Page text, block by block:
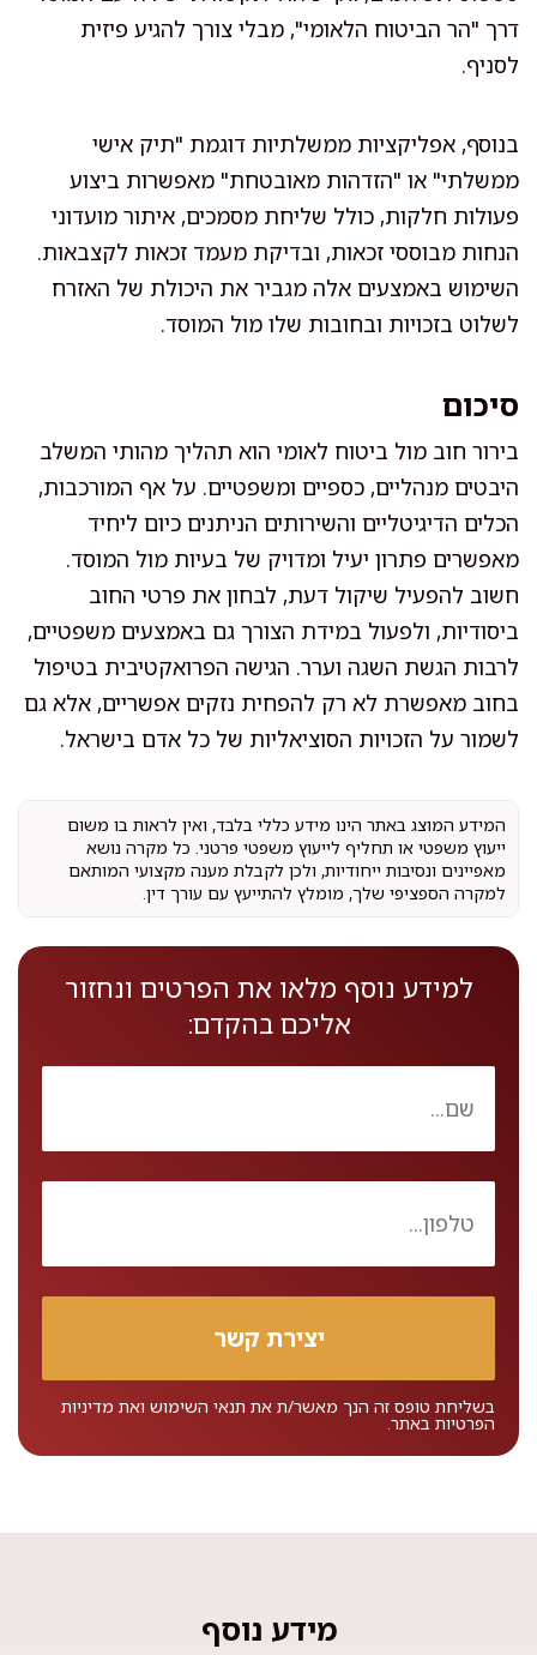
דרך "הר הביטוח הלאומי", מבלי צורך להגיע פיזית
לסניף.
בנוסף, אפליקציות ממשלתיות דוגמת "תיק אישי
ממשלתי" או "הזדהות מאובטחת" מאפשרות ביצוע
פעולות חלקות, כולל שליחת מסמכים, איתור מועדוני
הנחות מבוססי זכאות, ובדיקת מעמד זכאות לקצבאות.
השימוש באמצעים אלה מגביר את היכולת של האזרח
לשלוט בזכויות ובחובות שלו מול המוסד.
סיכום
בירור חוב מול ביטוח לאומי הוא תהליך מהותי המשלב
היבטים מנהליים, כספיים ומשפטיים. על אף המורכבות,
הכלים הדיגיטליים והשירותים הניתנים כיום ליחיד
מאפשרים פתרון יעיל ומדויק של בעיות מול המוסד.
חשוב להפעיל שיקול דעת, לבחון את פרטי החוב
ביסודיות, ולפעול במידת הצורך גם באמצעים משפטיים,
לרבות הגשת השגה וערר. הגישה הפרואקטיבית בטיפול
בחוב מאפשרת לא רק להפחית נזקים אפשריים, אלא גם
לשמור על הזכויות הסוציאליות של כל אדם בישראל.
המידע המוצג באתר הינו מידע כללי בלבד, ואין לראות בו משום
ייעוץ משפטי או תחליף לייעוץ משפטי פרטני. כל מקרה נושא
מאפיינים ונסיבות ייחודיות, ולכן לקבלת מענה מקצועי המותאם
למקרה הספציפי שלך, מומלץ להתייעץ עם עורך דין.
למידע נוסף מלאו את הפרטים ונחזור
אליכם בהקדם:
בשליחת טופס זה הנך מאשר/ת את תנאי השימוש ואת מדיניות
הפרטיות באתר.
מידע נוסף